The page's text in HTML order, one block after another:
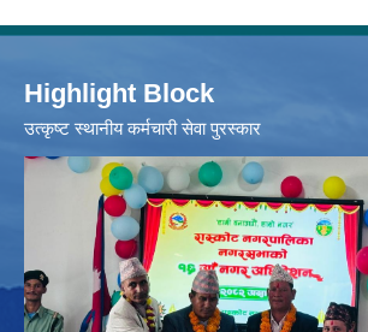
Highlight Block
उत्‍कृष्ट स्थानीय कर्मचारी सेवा पुरस्कार